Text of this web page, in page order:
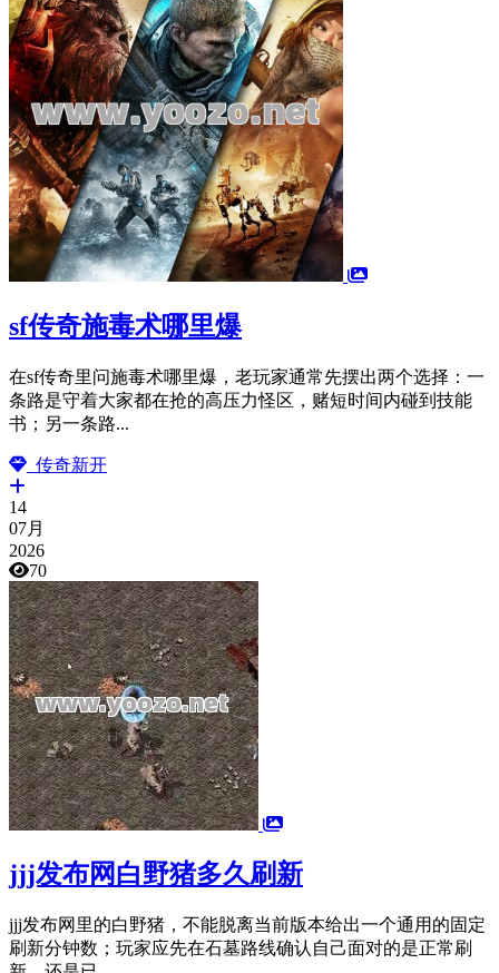
sf传奇施毒术哪里爆
在sf传奇里问施毒术哪里爆，老玩家通常先摆出两个选择：一
条路是守着大家都在抢的高压力怪区，赌短时间内碰到技能
书；另一条路...
传奇新开
14
07月
2026
70
jjj发布网白野猪多久刷新
jjj发布网里的白野猪，不能脱离当前版本给出一个通用的固定
刷新分钟数；玩家应先在石墓路线确认自己面对的是正常刷